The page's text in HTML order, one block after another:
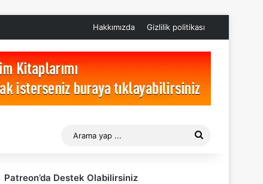
Hakkımızda Gizlilik politikası
Arama
Patreon’da Destek Olabilirsiniz